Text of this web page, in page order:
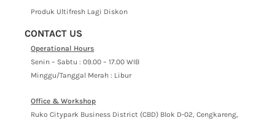
CONTACT US
Produk Ultifresh Lagi Diskon
Operational Hours
Senin – Sabtu : 09.00 – 17.00 WIB
Minggu/Tanggal Merah : Libur
Office & Workshop
Ruko Citypark Business District (CBD) Blok D-02, Cengkareng,